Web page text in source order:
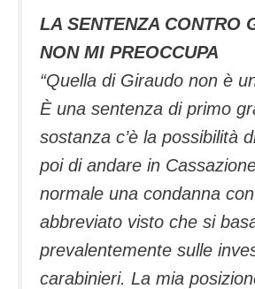
LA SENTENZA CONTRO
NON MI PREOCCUPA
“Quella di Giraudo non è
È una sentenza di primo
sostanza c’è la possibilità
poi di andare in
normale una condanna
abbreviato visto che si
prevalentemente sulle
carabinieri. La mia